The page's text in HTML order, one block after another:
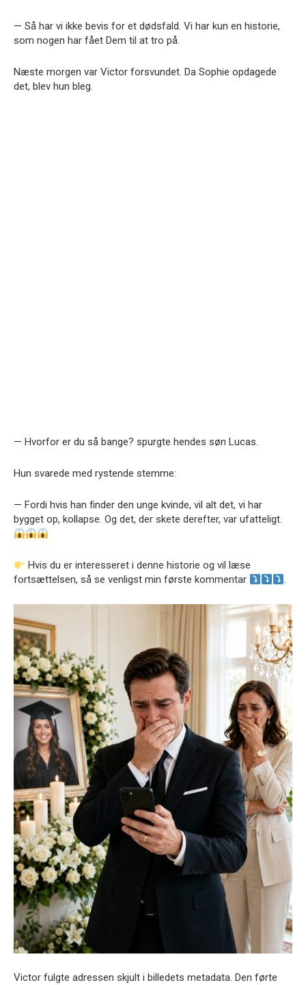
— Så har vi ikke bevis for et dødsfald. Vi har kun en historie,
som nogen har fået Dem til at tro på.
Næste morgen var Victor forsvundet. Da Sophie opdagede
det, blev hun bleg.
— Hvorfor er du så bange? spurgte hendes søn Lucas.
Hun svarede med rystende stemme:
— Fordi hvis han finder den unge kvinde, vil alt det, vi har
bygget op, kollapse. Og det, der skete derefter, var ufatteligt.
Hvis du er interesseret i denne historie og vil læse
fortsættelsen, så se venligst min første kommentar
.
Victor fulgte adressen skjult i billedets metadata. Den førte